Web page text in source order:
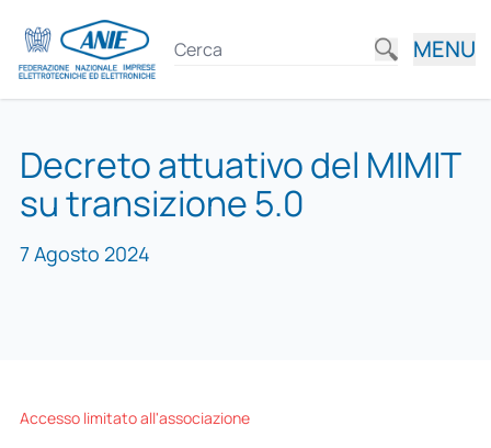
MENU
Decreto attuativo del MIMIT
su transizione 5.0
7 Agosto 2024
Accesso limitato all'associazione